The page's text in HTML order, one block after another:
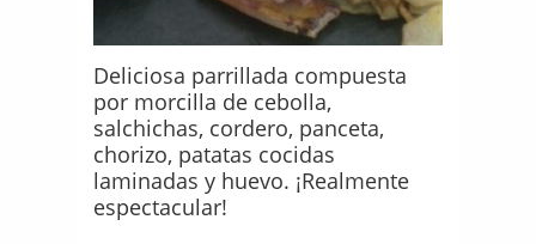
Deliciosa parrillada compuesta
por morcilla de cebolla,
salchichas, cordero, panceta,
chorizo, patatas cocidas
laminadas y huevo. ¡Realmente
espectacular!